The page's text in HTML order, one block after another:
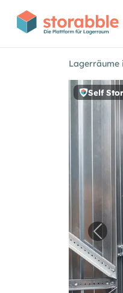
Lagerräume
Self